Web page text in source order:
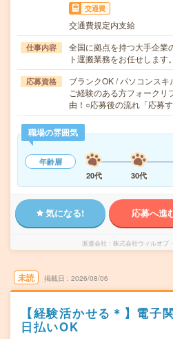
交通費
交通費規定内支給
仕事内容
全国に拠点を持つ大手企業
ト運搬業務をお任せしま
応募資格
ブランクOK / パソコンス
ご経験のある方フォークリ
由！○応募後の流れ「応募
職場の雰囲気
年齢層
20代
30代
気になる! 応募へ進
派遣会社 株式会社ウィルオ
未読 掲載日 2026/08/06
【経験活かせる＊】電子
日払いOK